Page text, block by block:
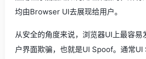
均由Browser UI去展现给用户。
从安全的角度来说，浏览器UI上最容易
户界面欺骗，也就是UI Spoof。通常